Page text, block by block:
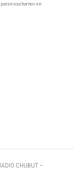
escucharnos en
CHUBUT –